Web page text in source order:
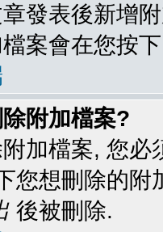
發表後新增
案會在您按下
附加檔案?
加檔案, 您
您想刪除的附
後被刪除.